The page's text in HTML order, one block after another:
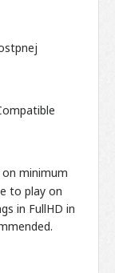
on minimum
to play on
in FullHD in